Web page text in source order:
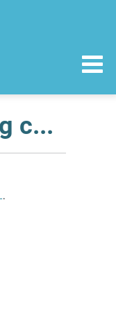
Recolha voluntária de lotes do medicamento Omeprazol Wynn 20mg cápsulas gastroresistentes
.